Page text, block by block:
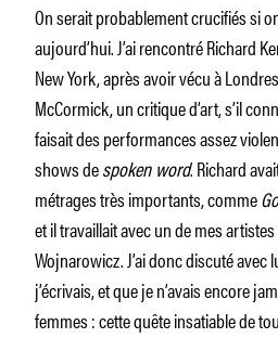
On serait probablement crucifiés si
aujourd’hui. J’ai rencontré Richard
New York, après avoir vécu à
McCormick, un critique d’art, s’il
faisait des performances assez
shows despoken word. Richard
métrages très importants, comme
et il travaillait avec un de mes
Wojnarowicz. J’ai donc discuté avec
j’écrivais, et que je n’avais encore
femmes : cette quête insatiable de